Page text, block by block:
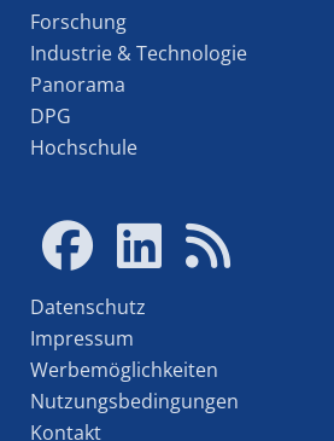
Forschung
Industrie & Technologie
Panorama
DPG
Hochschule
Datenschutz
Impressum
Werbemöglichkeiten
Nutzungsbedingungen
Kontakt